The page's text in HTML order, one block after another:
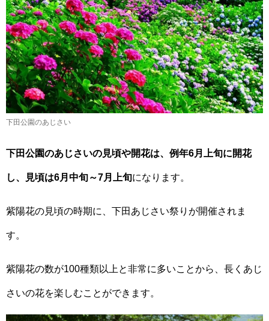
下田公園のあじさい
下田公園のあじさいの見頃や開花は、例年6月上旬に開花
し、見頃は6月中旬～7月上旬になります。
紫陽花の見頃の時期に、下田あじさい祭りが開催されま
す。
紫陽花の数が100種類以上と非常に多いことから、長くあじ
さいの花を楽しむことができます。